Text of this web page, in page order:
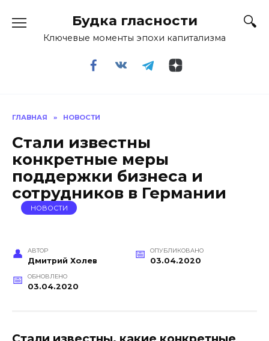
содержанию
Будка гласности
Ключевые моменты эпохи капитализма
ГЛАВНАЯ » НОВОСТИ
Стали известны
конкретные меры
поддержки бизнеса и
сотрудников в Германии
НОВОСТИ
АВТОР
Дмитрий Холев
ОПУБЛИКОВАНО
03.04.2020
ОБНОВЛЕНО
03.04.2020